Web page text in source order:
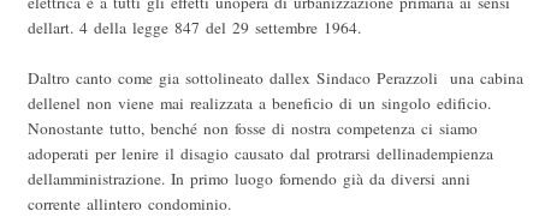
dellart. 4 della legge 847 del 29 settembre 1964.
Daltro canto come gia sottolineato dallex Sindaco Perazzoli  una cabina
dellenel non viene mai realizzata a beneficio di un singolo edificio.
Nonostante tutto, benché non fosse di nostra competenza ci siamo
adoperati per lenire il disagio causato dal protrarsi dellinadempienza
dellamministrazione. In primo luogo fornendo già da diversi anni
corrente allintero condominio.